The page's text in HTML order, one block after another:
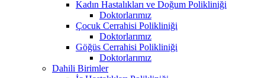
Kadın Hastalıkları ve Doğum Polikliniği
Doktorlarımız
Çocuk Cerrahisi Polikliniği
Doktorlarımız
Göğüs Cerrahisi Polikliniği
Doktorlarımız
Dahili Birimler